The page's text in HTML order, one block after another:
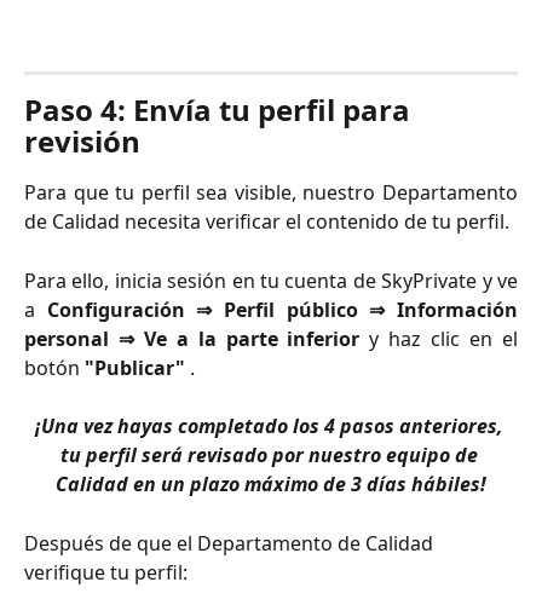
Paso 4: Envía tu perfil para
revisión
Para que tu perfil sea visible, nuestro Departamento
de Calidad necesita verificar el contenido de tu perfil.
Para ello, inicia sesión en tu cuenta de SkyPrivate y ve
a Configuración ⇒ Perfil público ⇒ Información
personal ⇒ Ve a la parte inferior y haz clic en el
botón "Publicar" .
¡Una vez hayas completado los 4 pasos anteriores,
tu perfil será revisado por nuestro equipo de
Calidad en un plazo máximo de 3 días hábiles!
Después de que el Departamento de Calidad
verifique tu perfil: